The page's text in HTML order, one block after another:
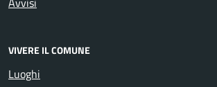
VIVERE IL COMUNE
Luoghi